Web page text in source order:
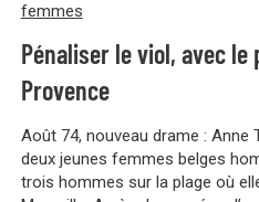
femmes
Pénaliser le viol, avec le
Provence
Août 74, nouveau drame : Anne
deux jeunes femmes belges
trois hommes sur la plage où